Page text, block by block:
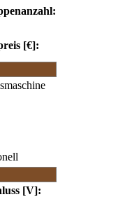
[€]:
[V]: